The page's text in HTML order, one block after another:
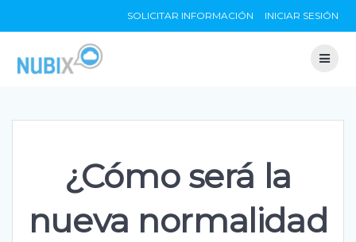
to
SOLICITAR INFORMACIÓN INICIAR SESIÓN
¿Cómo será la
nueva normalidad